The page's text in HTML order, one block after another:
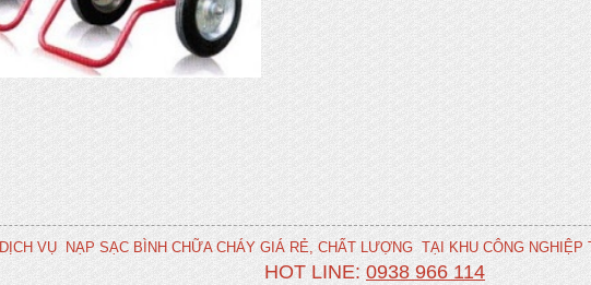
DỊCH VỤ NẠP SẠC BÌNH CHỮA CHÁY GIÁ RẺ, CHẤT LƯỢNG TẠI KHU CÔNG NGHIỆP
HOT LINE: 0938 966 114